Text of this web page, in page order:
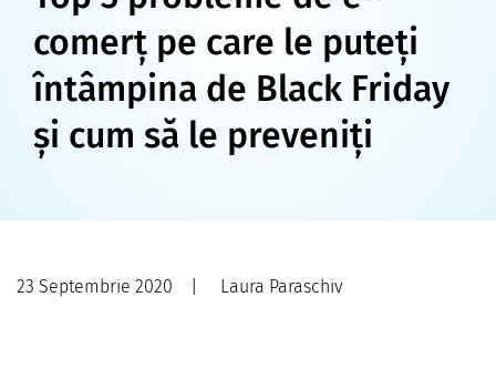
comerț pe care le puteți
întâmpina de Black Friday
și cum să le preveniți
23 Septembrie 2020 Laura Paraschiv